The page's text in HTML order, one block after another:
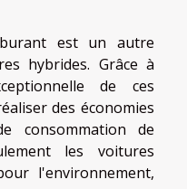
est un autre
hybrides. Grâce à
de ces
des économies
consommation de
les voitures
l'environnement,